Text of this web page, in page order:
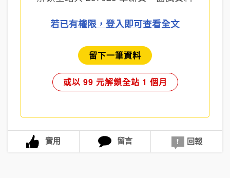
若已有權限，登入即可查看全文
留下一筆資料
或以 99 元解鎖全站 1 個月
實用 留言 回報